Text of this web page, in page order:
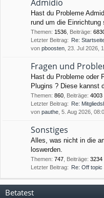
Admidio
Hast du Probleme
rund um die Einrichtung
Themen: 1536 Beiträge:
Letzter Beitrag: Re:
von pboosten , 23. Jul 2026,
Fragen und
Hast du Probleme oder
Plugins ? Diese kannst
Themen: 860 Beiträge: 4003
Letzter Beitrag: Re:
von pauthe , 5. Aug 2026,
Sonstiges
Alles, was nicht in die
loswerden.
Themen: 747 Beiträge: 3234
Letzter Beitrag: Re: Off topic
Betatest